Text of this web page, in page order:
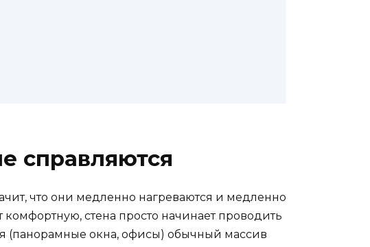
справляются
что они медленно нагреваются и медленно
стена просто начинает проводить
(панорамные окна, офисы) обычный массив